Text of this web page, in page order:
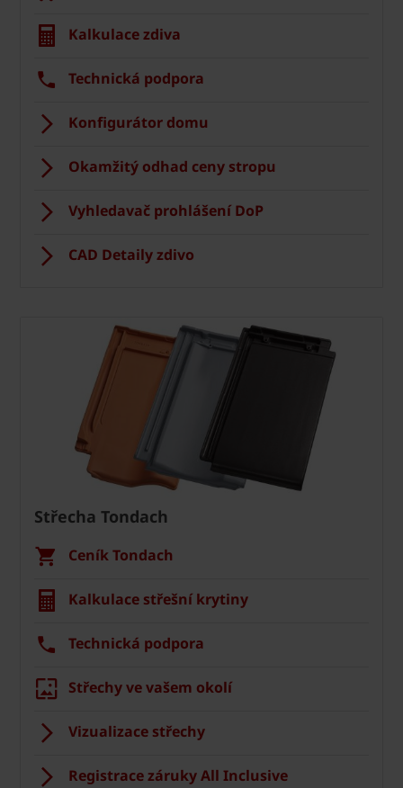
Kalkulace zdiva
Technická podpora
Konfigurátor domu
Okamžitý odhad ceny stropu
Vyhledavač prohlášení DoP
CAD Detaily zdivo
Střecha Tondach
Ceník Tondach
Kalkulace střešní krytiny
Technická podpora
Střechy ve vašem okolí
Vizualizace střechy
Registrace záruky All Inclusive